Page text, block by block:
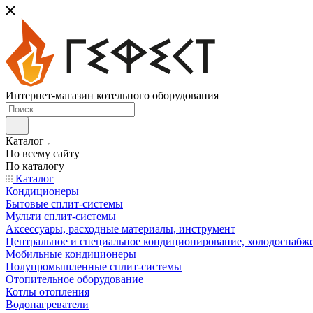
Интернет-магазин котельного оборудования
Каталог
По всему сайту
По каталогу
Каталог
Кондиционеры
Бытовые сплит-системы
Мульти сплит-системы
Аксессуары, расходные материалы, инструмент
Центральное и специальное кондиционирование,
Мобильные кондиционеры
Полупромышленные сплит-системы
Отопительное оборудование
Котлы отопления
Водонагреватели